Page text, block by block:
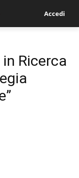
Accedi
Ricerca